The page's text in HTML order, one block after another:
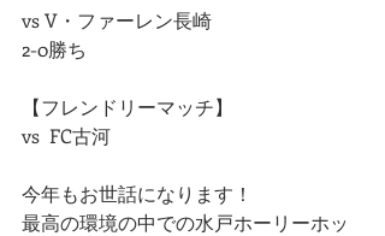
vs V・ファーレン長崎
2-0勝ち
【フレンドリーマッチ】
vs  FC古河
今年もお世話になります！
最高の環境の中での水戸ホーリーホッ